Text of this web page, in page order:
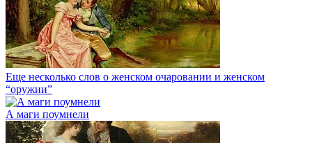
Еще несколько слов о женском очаровании и женском
“оружии”
А маги поумнели